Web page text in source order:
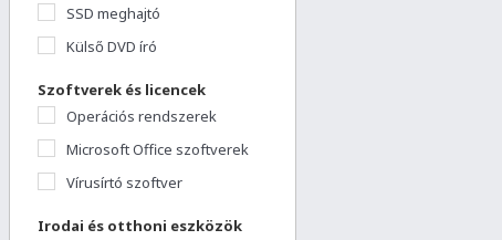
SSD meghajtó
Külső DVD író
Szoftverek és licencek
Operációs rendszerek
Microsoft Office szoftverek
Vírusírtó szoftver
Irodai és otthoni eszközök